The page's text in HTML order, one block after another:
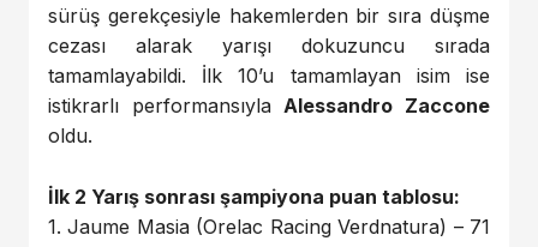
sürüş gerekçesiyle hakemlerden bir sıra düşme
cezası alarak yarışı dokuzuncu sırada
tamamlayabildi. İlk 10’u tamamlayan isim ise
istikrarlı performansıylaAlessandro Zaccone
oldu.
İlk 2 Yarış sonrası şampiyona puan tablosu:
1. Jaume Masia (Orelac Racing Verdnatura) – 71